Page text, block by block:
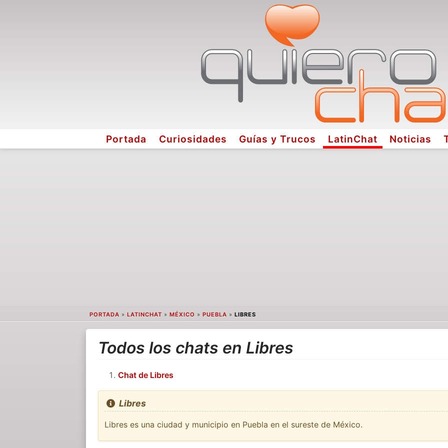
Portada Curiosidades Guías y Trucos LatinChat Noticias
PORTADA » LATINCHAT » MÉXICO » PUEBLA » LIBRES
Todos los chats en Libres
Chat de Libres
Libres
Libres es una ciudad y municipio en Puebla en el sureste de México.